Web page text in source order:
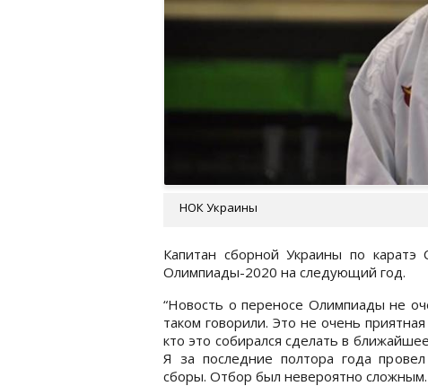
НОК Украины
Капитан сборной Украины по каратэ
Олимпиады-2020 на следующий год.
“Новость о переносе Олимпиады не
таком говорили. Это не очень
кто это собирался сделать в
Я за последние полтора года
сборы. Отбор был невероятно